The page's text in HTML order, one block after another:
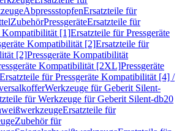
AbpressstopfenErsatzteile für
ZubehörPressgeräteErsatzteile für
Kompatibilität [1]Ersatzteile für Pressgeräte
Kompatibilität [2]Ersatzteile für
[2]Pressgeräte Kompatibilität
Kompatibilität [2XL]Pressgeräte
Ersatzteile für Pressgeräte Kompatibilität [4] /
Werkzeuge für Geberit Silent-
für Werkzeuge für Geberit Silent-db20
Ersatzteile für
Zubehör für